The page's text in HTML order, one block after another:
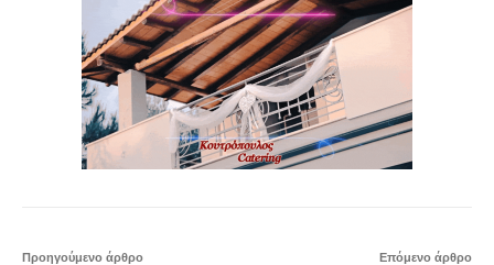
Προηγούμενο άρθρο Επόμενο άρθρο